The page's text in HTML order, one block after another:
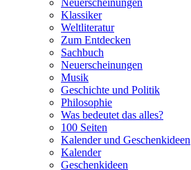
Neuerscheinungen
Klassiker
Weltliteratur
Zum Entdecken
Sachbuch
Neuerscheinungen
Musik
Geschichte und Politik
Philosophie
Was bedeutet das alles?
100 Seiten
Kalender und Geschenkideen
Kalender
Geschenkideen